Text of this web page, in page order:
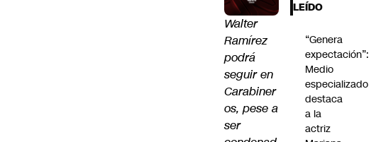
Walter
Ramírez
podrá
seguir en
Carabiner
os, pese a
ser
LEÍDO
“Genera
expectación”:
Medio
especializado
destaca
a la
actriz